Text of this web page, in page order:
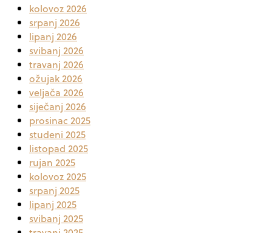
kolovoz 2026
srpanj 2026
lipanj 2026
svibanj 2026
travanj 2026
ožujak 2026
veljača 2026
siječanj 2026
prosinac 2025
studeni 2025
listopad 2025
rujan 2025
kolovoz 2025
srpanj 2025
lipanj 2025
svibanj 2025